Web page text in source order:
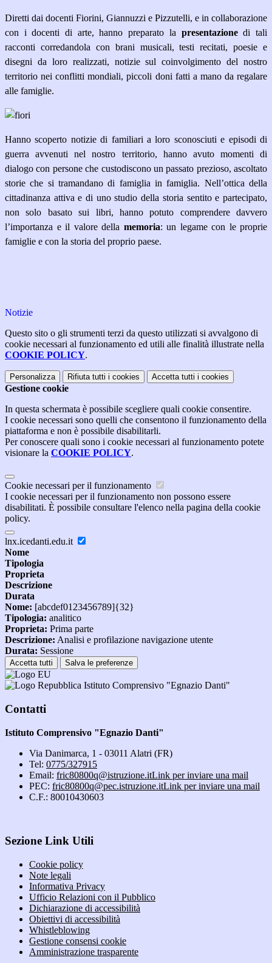
Diretti dai docenti Fiorini, Giannuzzi e Pizzutelli, e in collaborazione
con i docenti di arte, hanno preparato la presentazionedi tali
racconti corredandola con brani musicali, testi recitati, poesie e
disegni da loro realizzati, notizie sul coinvolgimento del nostro
territorio nei conflitti mondiali, piccoli doni fatti a mano da regalare
alle famiglie.
Hanno scoperto notizie di familiari a loro sconosciuti e episodi di
guerra avvenuti nel nostro territorio, hanno avuto momenti di
dialogo con persone che custodiscono un passato prezioso, ascoltato
storie che si tramandano di famiglia in famiglia. Nell’ottica della
cittadinanza attiva e di uno studio della storia sentito e partecipato,
non solo basato sui libri, hanno potuto comprendere davvero
l’importanza e il valore della memoria: un legame con le proprie
famiglie e con la storia del proprio paese.
Notizie
Questo sito o gli strumenti terzi da questo utilizzati si avvalgono di
cookie necessari al funzionamento ed utili alle finalità illustrate nella
COOKIE POLICY.
Personalizza Rifiuta tutti i cookies Accetta tutti i cookies
Gestione cookie
In questa schermata è possibile scegliere quali cookie consentire.
I cookie necessari sono quelli che consentono il funzionamento della
piattaforma e non è possibile disabilitarli.
Per conoscere quali sono i cookie necessari al funzionamento potete
visionare la COOKIE POLICY.
Cookie necessari per il funzionamento
I cookie necessari per il funzionamento non possono essere
disabilitati. È possibile consultare l'elenco nella pagina della cookie
policy.
lnx.icedanti.edu.it
Nome
Tipologia
Proprieta
Descrizione
Durata
Nome: [abcdef0123456789]{32}
Tipologia: analitico
Proprieta: Prima parte
Descrizione: Analisi e profilazione navigazione utente
Durata: Sessione
Accetta tutti Salva le preferenze
Istituto Comprensivo "Egnazio Danti"
Contatti
Istituto Comprensivo "Egnazio Danti"
Via Danimarca, 1 - 03011 Alatri (FR)
Tel: 0775/327915
Email: fric80800q@istruzione.itLink per inviare una mail
PEC: fric80800q@pec.istruzione.itLink per inviare una mail
C.F.: 80010430603
Sezione Link Utili
Cookie policy
Note legali
Informativa Privacy
Ufficio Relazioni con il Pubblico
Dichiarazione di accessibilità
Obiettivi di accessibilità
Whistleblowing
Gestione consensi cookie
Amministrazione trasparente